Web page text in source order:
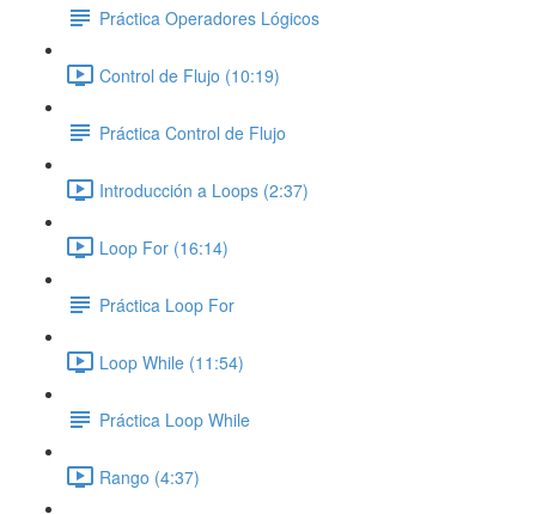
Práctica Operadores Lógicos
Control de Flujo (10:19)
Práctica Control de Flujo
Introducción a Loops (2:37)
Loop For (16:14)
Práctica Loop For
Loop While (11:54)
Práctica Loop While
Rango (4:37)